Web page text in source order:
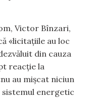
Victor Bînzari,
«licitațiile au loc
din cauza
reacție la
au mișcat niciun
energetic